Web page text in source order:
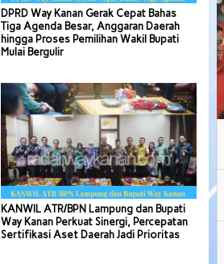
DPRD Way Kanan Gerak Cepat Bahas
Tiga Agenda Besar, Anggaran Daerah
hingga Proses Pemilihan Wakil Bupati
Mulai Bergulir
KANWIL ATR/BPN Lampung dan Bupati
Way Kanan Perkuat Sinergi, Percepatan
Sertifikasi Aset Daerah Jadi Prioritas